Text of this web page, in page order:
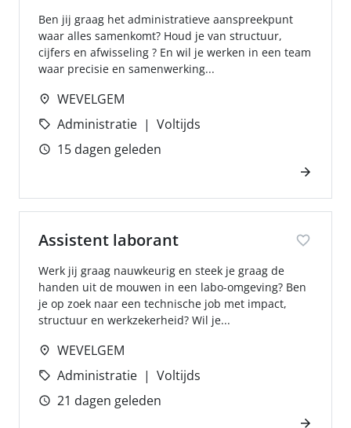
Ben jij graag het administratieve aanspreekpunt
waar alles samenkomt? Houd je van structuur,
cijfers en afwisseling ? En wil je werken in een team
waar precisie en samenwerking...
WEVELGEM
Administratie
Voltijds
15 dagen geleden
Assistent laborant
Werk jij graag nauwkeurig en steek je graag de
handen uit de mouwen in een labo-omgeving? Ben
je op zoek naar een technische job met impact,
structuur en werkzekerheid? Wil je...
WEVELGEM
Administratie
Voltijds
21 dagen geleden